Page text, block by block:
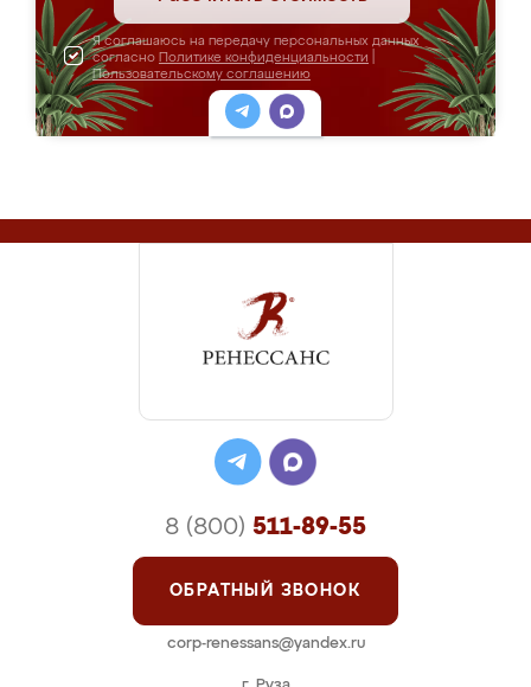
Я соглашаюсь на передачу персональных данных
согласно Политике конфиденциальности
Пользовательскому соглашению
8 (800) 511-89-55
ОБРАТНЫЙ ЗВОНОК
corp-renessans@yandex.ru